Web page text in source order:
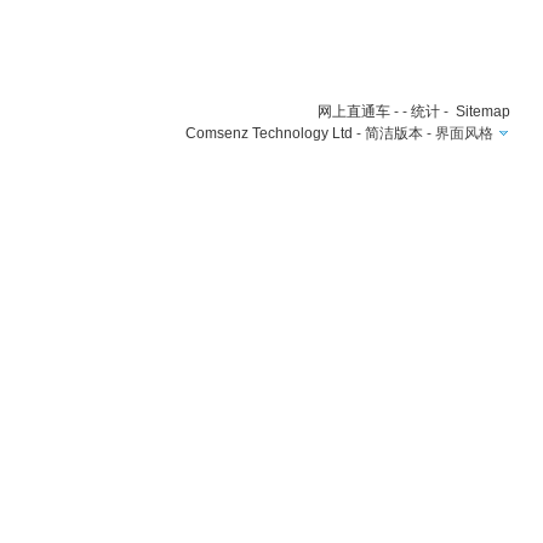
网上直通车 - -统计 -Sitemap
Comsenz Technology Ltd -简洁版本 -界面风格